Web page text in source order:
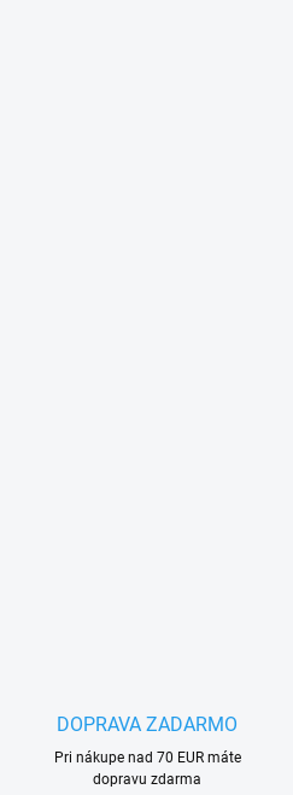
DOPRAVA ZADARMO
Pri nákupe nad 70 EUR máte
dopravu zdarma